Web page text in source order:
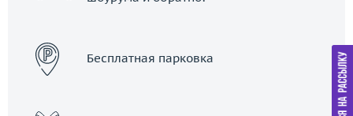
Бесплатная парковка